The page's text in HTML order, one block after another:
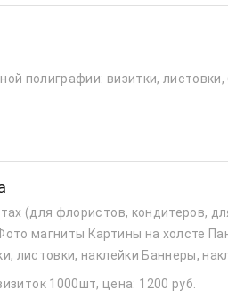
полиграфии: визитки,
(для флористов, кондитеров,
магниты Картины на холсте
листовки, наклейки Баннеры,
1000шт, цена: 1200 руб.